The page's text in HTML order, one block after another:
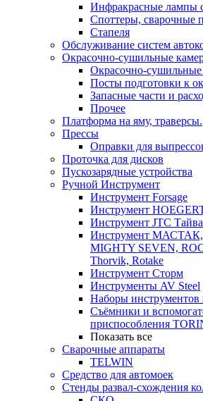
Инфракрасные лампы
Споттеры, сварочные
Стапеля
Обслуживание систем
Окрасочно-сушильные
Окрасочно-
Посты подготовки к
Запасные части и
Прочее
Платформа на яму, траверсы.
Прессы
Оправки для
Проточка для дисков
Пускозарядные устройства
Ручной Инструмент
Инструмент Forsage
Инструмент
Инструмент JTC
Инструмент
MIGHTY SEVEN,
Thorvik, Rotake
Инструмент Сторм
Инструменты AV Steel
Наборы инструментов
Съёмники и
приспособления
Показать все
Сварочные аппараты
TELWIN
Средство для автомоек
Стенды развал-схождения